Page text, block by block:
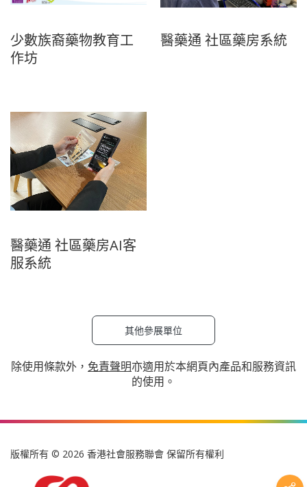
少數族裔藥物教育工
作坊
醫藥通 社區藥房系統
醫藥通 社區藥房AI客
服系統
其他參展單位
除使用條款外， 免責聲明亦適用於本網頁內產品和服務資訊
的使用。
版權所有 © 2026 香港社會服務聯會 保留所有權利